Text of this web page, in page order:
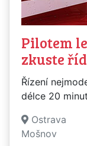
Pilotem
zkuste
Řízení
délce 20
Ostrava
Mošnov